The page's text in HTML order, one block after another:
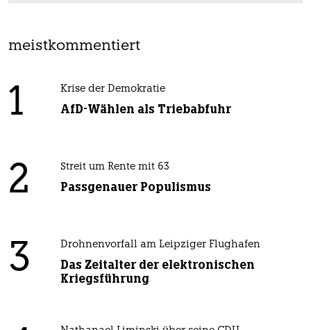
meistkommentiert
1 Krise der Demokratie
AfD-Wählen als Triebabfuhr
2 Streit um Rente mit 63
Passgenauer Populismus
3 Drohnenvorfall am Leipziger Flughafen
Das Zeitalter der elektronischen
Kriegsführung